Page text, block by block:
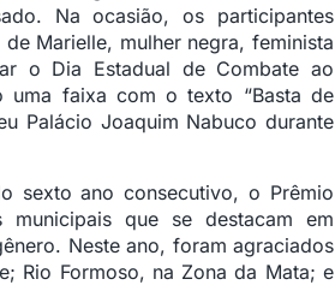
Na ocasião, os participantes
Marielle, mulher negra, feminista
o Dia Estadual de Combate ao
uma faixa com o texto “Basta de
Palácio Joaquim Nabuco durante
sexto ano consecutivo, o Prêmio
municipais que se destacam em
Neste ano, foram agraciados
Rio Formoso, na Zona da Mata; e